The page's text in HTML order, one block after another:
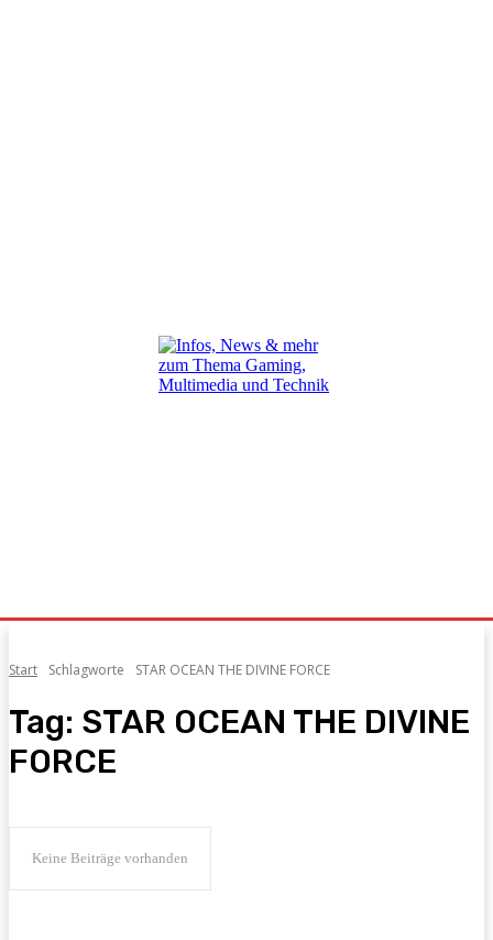
Start Schlagworte STAR OCEAN THE DIVINE FORCE
Tag: STAR OCEAN THE DIVINE
FORCE
Keine Beiträge vorhanden